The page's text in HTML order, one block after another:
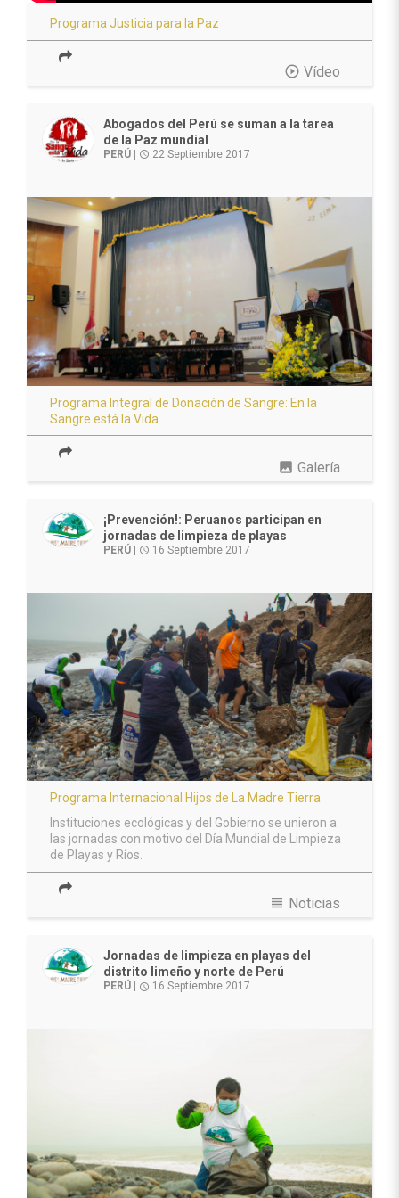
Programa Justicia para la Paz
play_circle_outline Vídeo
Abogados del Perú se suman a la tarea
de la Paz mundial
PERÚ | access_time 22 Septiembre 2017
Programa Integral de Donación de Sangre: En la
Sangre está la Vida
photo Galería
¡Prevención!: Peruanos participan en
jornadas de limpieza de playas
PERÚ | access_time 16 Septiembre 2017
Programa Internacional Hijos de La Madre Tierra
Instituciones ecológicas y del Gobierno se unieron a
las jornadas con motivo del Día Mundial de Limpieza
de Playas y Ríos.
view_headline Noticias
Jornadas de limpieza en playas del
distrito limeño y norte de Perú
PERÚ access_time 16 Septiembre 2017